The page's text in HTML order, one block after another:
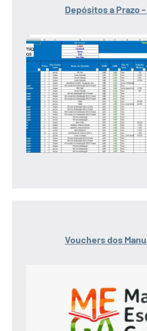
Depósitos a Prazo
Vouchers dos